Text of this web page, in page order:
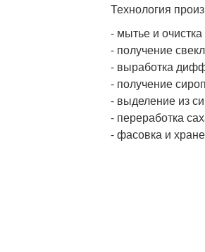
Технология
- мытье и
- получение
- выработка
- получение
- выделение из
- переработка
- фасовка и